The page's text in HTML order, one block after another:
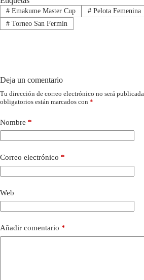
#Emakume Master Cup #Pelota Femenina
#Torneo San Fermín
Deja un comentario
Tu dirección de correo electrónico no será publicada.
obligatorios están marcados con *
Nombre *
Correo electrónico *
Web
Añadir comentario *